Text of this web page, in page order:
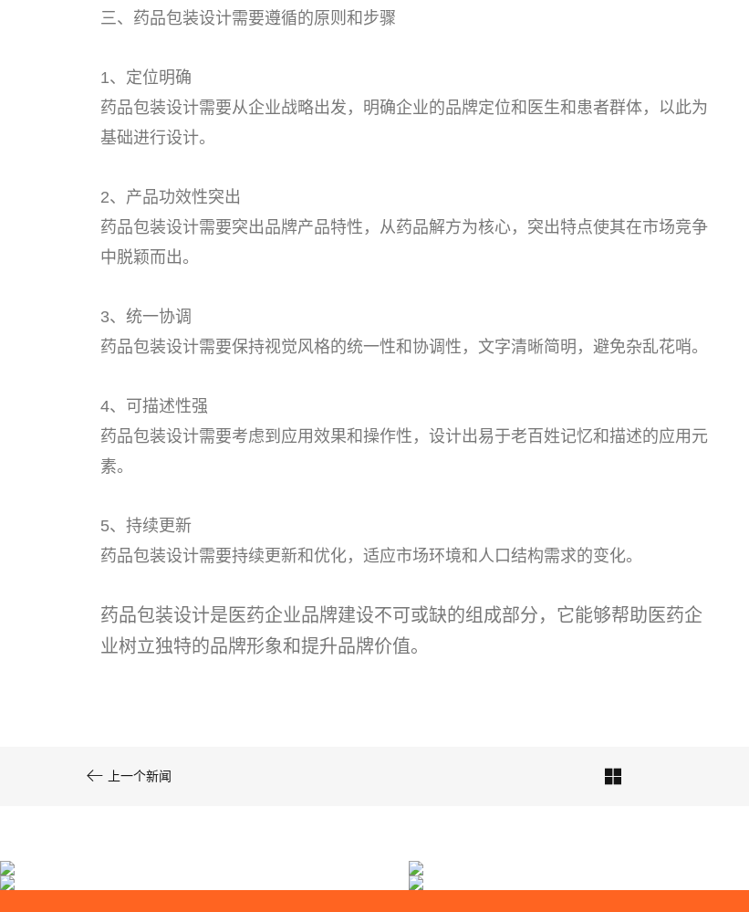
三、药品包装设计需要遵循的原则和步骤
1、定位明确
药品包装设计需要从企业战略出发，明确企业的品牌定位和医生和患者群体，以此为
基础进行设计。
2、产品功效性突出
药品包装设计需要突出品牌产品特性，从药品解方为核心，突出特点使其在市场竞争
中脱颖而出。
3、统一协调
药品包装设计需要保持视觉风格的统一性和协调性，文字清晰简明，避免杂乱花哨。
4、可描述性强
药品包装设计需要考虑到应用效果和操作性，设计出易于老百姓记忆和描述的应用元
素。
5、持续更新
药品包装设计需要持续更新和优化，适应市场环境和人口结构需求的变化。
药品包装设计是医药企业品牌建设不可或缺的组成部分，它能够帮助医药企
业树立独特的品牌形象和提升品牌价值。
 上一个新闻 
亘一专业药品包装设计公司为复旦张江生物医··· 亘一专业药品包装设计公司为上海医药集团信···